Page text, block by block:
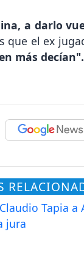
a darlo
que el ex
más decían".